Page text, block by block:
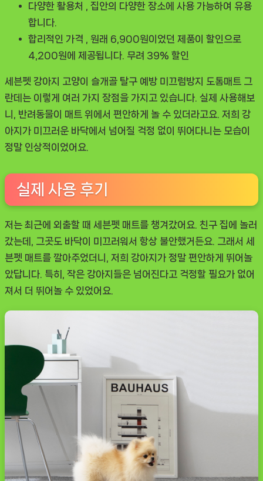
다양한 활용처
, 집안의 다양한 장소에 사용 가능하여 유용
합니다.
합리적인 가격 , 원래 6,900원이었던 제품이 할인으로
4,200원에 제공됩니다. 무려 39% 할인
세븐펫 강아지 고양이 슬개골 탈구 예방 미끄럼방지 도톰매트 그
란데는 이렇게 여러 가지 장점을 가지고 있습니다. 실제 사용해보
니, 반려동물이 매트 위에서 편안하게 놀 수 있더라고요. 저희 강
아지가 미끄러운 바닥에서 넘어질 걱정 없이 뛰어다니는 모습이
정말 인상적이었어요.
실제 사용 후기
저는 최근에 외출할 때 세븐펫 매트를 챙겨갔어요. 친구 집에 놀러
갔는데, 그곳도 바닥이 미끄러워서 항상 불안했거든요. 그래서 세
븐펫 매트를 깔아주었더니, 저희 강아지가 정말 편안하게 뛰어놀
았답니다. 특히, 작은 강아지들은 넘어진다고 걱정할 필요가 없어
져서 더 뛰어놀 수 있었어요.